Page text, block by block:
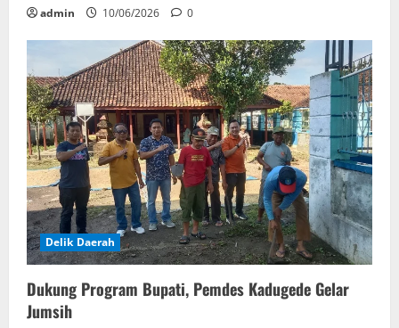
admin 10/06/2026 0
Delik Daerah
Dukung Program Bupati, Pemdes Kadugede Gelar
Jumsih